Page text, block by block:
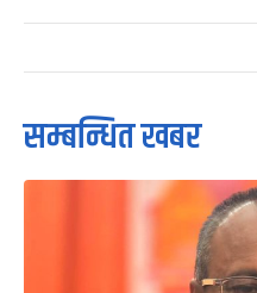
सम्बन्धित खबर